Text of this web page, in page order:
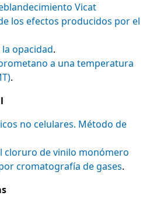
Vicat
los efectos producidos por el
opacidad.
a una temperatura
.
no celulares. Método de
cloruro de vinilo monómero
cromatografía de gases.